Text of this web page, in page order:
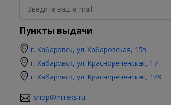
Пункты выдачи
г. Хабаровск, ул. Хабаровская, 15в
г. Хабаровск, ул. Краснореченская, 17
г. Хабаровск, ул. Краснореченская, 149
shop@mireks.ru